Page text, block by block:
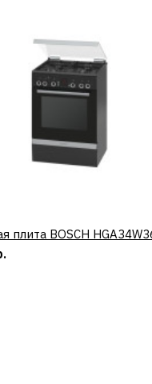
КУПИТЬ
плита BOSCH